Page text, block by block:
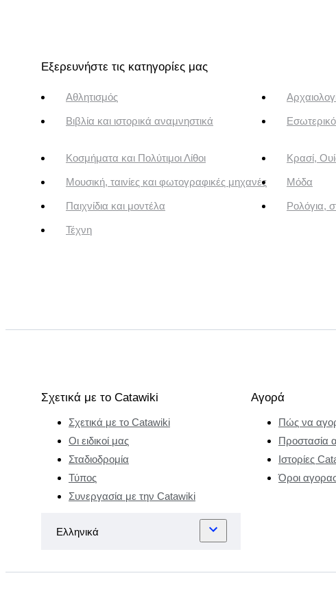
Εξερευνήστε τις κατηγορίες μας
Αθλητισμός
Βιβλία και ιστορικά αναμνηστικά
Κοσμήματα και Πολύτιμοι Λίθοι Κρασί,
Μουσική, ταινίες και φωτογραφικές μηχανές Μόδα
Παιχνίδια και μοντέλα Ρολόγια,
Τέχνη
Σχετικά με το Catawiki
Σχετικά με το Catawiki
Οι ειδικοί μας
Σταδιοδρομία
Τύπος
Συνεργασία με την Catawiki
Αγορά
Πώς να
Προστασία
Ιστορίες
Όροι